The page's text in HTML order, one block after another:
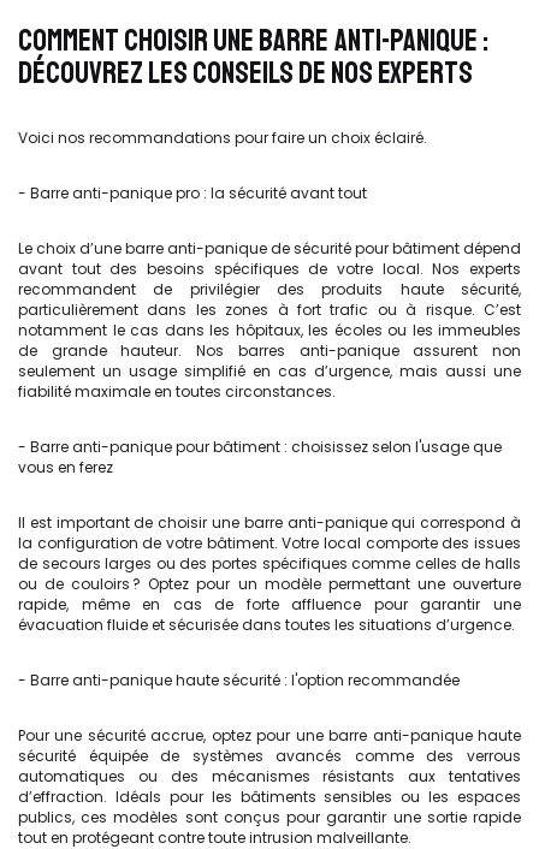
COMMENT CHOISIR UNE BARRE ANTI-PANIQUE :
DÉCOUVREZ LES CONSEILS DE NOS EXPERTS
Voici nos recommandations pour faire un choix éclairé.
- Barre anti-panique pro : la sécurité avant tout
Le choix d’une barre anti-panique de sécurité pour bâtiment dépend
avant tout des besoins spécifiques de votre local. Nos experts
recommandent de privilégier des produits haute sécurité,
particulièrement dans les zones à fort trafic ou à risque. C’est
notamment le cas dans les hôpitaux, les écoles ou les immeubles
de grande hauteur. Nos barres anti-panique assurent non
seulement un usage simplifié en cas d’urgence, mais aussi une
fiabilité maximale en toutes circonstances.
- Barre anti-panique pour bâtiment : choisissez selon l'usage que
vous en ferez
Il est important de choisir une barre anti-panique qui correspond à
la configuration de votre bâtiment. Votre local comporte des issues
de secours larges ou des portes spécifiques comme celles de halls
ou de couloirs ? Optez pour un modèle permettant une ouverture
rapide, même en cas de forte affluence pour garantir une
évacuation fluide et sécurisée dans toutes les situations d’urgence.
- Barre anti-panique haute sécurité : l'option recommandée
Pour une sécurité accrue, optez pour une barre anti-panique haute
sécurité équipée de systèmes avancés comme des verrous
automatiques ou des mécanismes résistants aux tentatives
d’effraction. Idéals pour les bâtiments sensibles ou les espaces
publics, ces modèles sont conçus pour garantir une sortie rapide
tout en protégeant contre toute intrusion malveillante.